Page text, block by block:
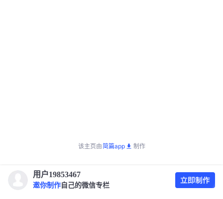
该主页由简篇app 制作
用户19853467
邀你制作 自己的微信专栏